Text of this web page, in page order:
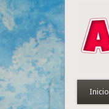
Inicio